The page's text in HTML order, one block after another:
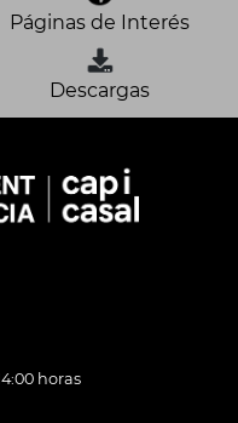
Páginas de Interés
Descargas
horas